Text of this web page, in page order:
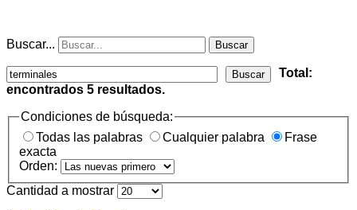
Buscar... Buscar
Buscar
Total:
encontrados 5 resultados.
Condiciones de búsqueda:
Todas las palabras
Cualquier palabra
Frase
exacta
Orden:
Cantidad a mostrar